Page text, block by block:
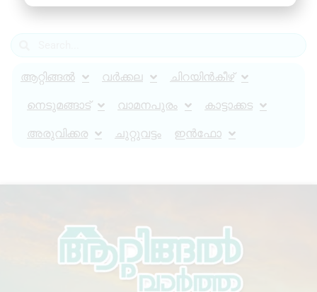
ആറ്റിങ്ങൽ വർക്കല ചിറയിൻകീഴ്
നെടുമങ്ങാട് വാമനപുരം കാട്ടാക്കട
അരുവിക്കര ചുറ്റുവട്ടം ഇൻഫോ